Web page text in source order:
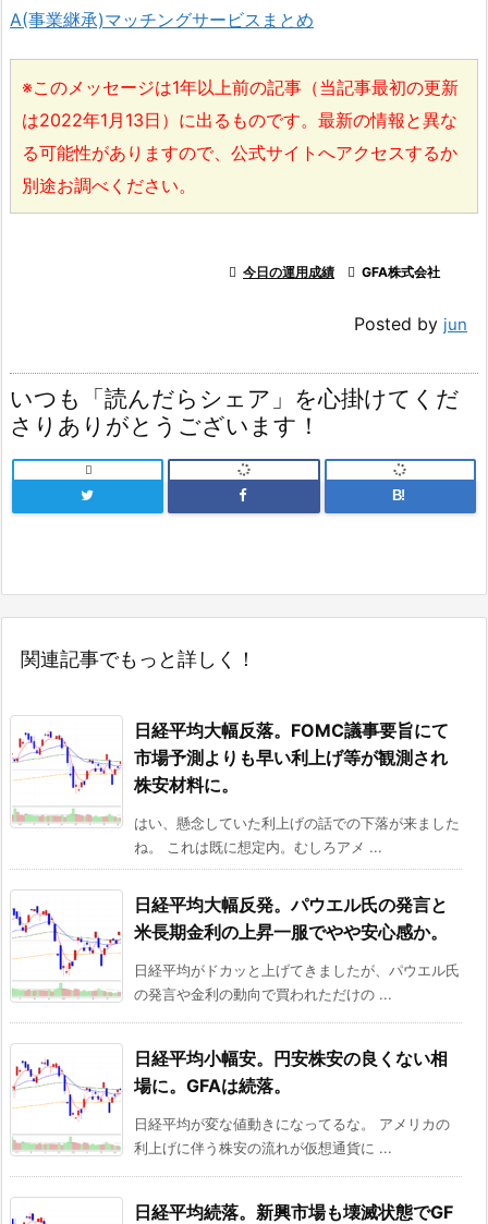
A(事業継承)マッチングサービスまとめ
※このメッセージは1年以上前の記事（当記事最初の更新
は2022年1月13日）に出るものです。最新の情報と異な
る可能性がありますので、公式サイトへアクセスするか
別途お調べください。
 今日の運用成績  GFA株式会社
Posted by jun
いつも「読んだらシェア」を心掛けてくだ
さりありがとうございます！

B!
関連記事でもっと詳しく！
日経平均大幅反落。FOMC議事要旨にて
市場予測よりも早い利上げ等が観測され
株安材料に。
はい、懸念していた利上げの話での下落が来ました
ね。 これは既に想定内。むしろアメ ...
日経平均大幅反発。パウエル氏の発言と
米長期金利の上昇一服でやや安心感か。
日経平均がドカッと上げてきましたが、パウエル氏
の発言や金利の動向で買われただけの ...
日経平均小幅安。円安株安の良くない相
場に。GFAは続落。
日経平均が変な値動きになってるな。 アメリカの
利上げに伴う株安の流れが仮想通貨に ...
日経平均続落。新興市場も壊滅状態でGF